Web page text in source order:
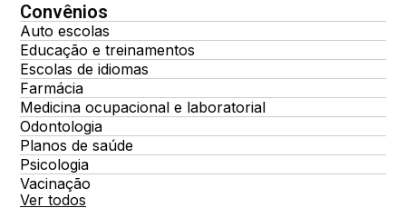
Convênios
Auto escolas
Educação e treinamentos
Escolas de idiomas
Farmácia
Medicina ocupacional e laboratorial
Odontologia
Planos de saúde
Psicologia
Vacinação
Ver todos